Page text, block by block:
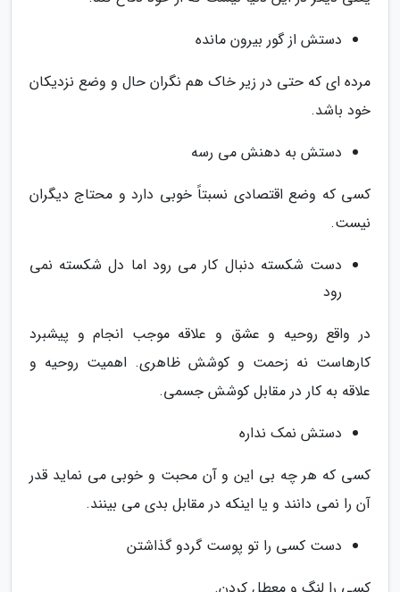
دستش از گور بیرون مانده
مرده ای که حتی در زیر خاک هم نگران حال و وضع نزدیکان
خود باشد.
دستش به دهنش می رسه
کسی که وضع اقتصادی نسبتاً خوبی دارد و محتاج دیگران
نیست.
دست شکسته دنبال کار می رود اما دل شکسته نمی
رود
در واقع روحیه و عشق و علاقه موجب انجام و پیشبرد
کارهاست نه زحمت و کوشش ظاهری. اهمیت روحیه و
علاقه به کار در مقابل کوشش جسمی.
دستش نمک نداره
کسی که هر چه بی این و آن محبت و خوبی می نماید قدر
آن را نمی دانند و یا اینکه در مقابل بدی می بینند.
دست کسی را تو پوست گردو گذاشتن